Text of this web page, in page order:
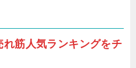
筋人気ランキングをチ